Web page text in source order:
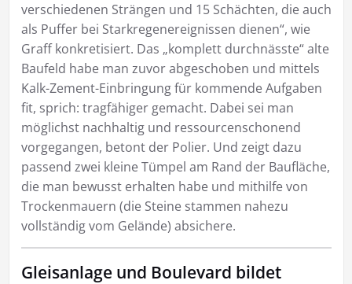
verschiedenen Strängen und 15 Schächten, die auch
als Puffer bei Starkregenereignissen dienen“, wie
Graff konkretisiert. Das „komplett durchnässte“ alte
Baufeld habe man zuvor abgeschoben und mittels
Kalk-Zement-Einbringung für kommende Aufgaben
fit, sprich: tragfähiger gemacht. Dabei sei man
möglichst nachhaltig und ressourcenschonend
vorgegangen, betont der Polier. Und zeigt dazu
passend zwei kleine Tümpel am Rand der Baufläche,
die man bewusst erhalten habe und mithilfe von
Trockenmauern (die Steine stammen nahezu
vollständig vom Gelände) absichere.
Gleisanlage und Boulevard bildet